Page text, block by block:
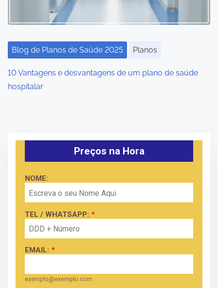
Blog de Planos de Saúde 2025 Planos
10 Vantagens e desvantagens de um plano de saúde
hospitalar